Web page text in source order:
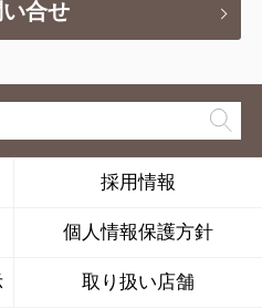
合せ
採用情報
個人情報保護方針
取り扱い店舗